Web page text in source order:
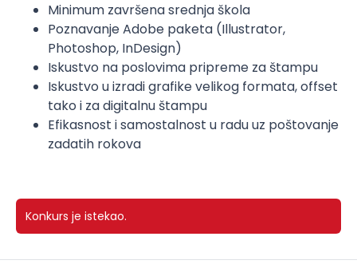
Minimum završena srednja škola
Poznavanje Adobe paketa (Illustrator,
Photoshop, InDesign)
Iskustvo na poslovima pripreme za štampu
Iskustvo u izradi grafike velikog formata, offset
tako i za digitalnu štampu
Efikasnost i samostalnost u radu uz poštovanje
zadatih rokova
Konkurs je istekao.